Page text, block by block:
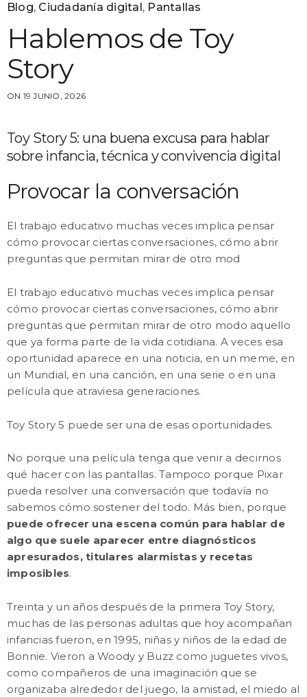
Blog, Ciudadanía digital, Pantallas
Hablemos de Toy
Story
ON 19 JUNIO, 2026
Toy Story 5: una buena excusa para hablar
sobre infancia, técnica y convivencia digital
Provocar la conversación
El trabajo educativo muchas veces implica pensar
cómo provocar ciertas conversaciones, cómo abrir
preguntas que permitan mirar de otro mod
El trabajo educativo muchas veces implica pensar
cómo provocar ciertas conversaciones, cómo abrir
preguntas que permitan mirar de otro modo aquello
que ya forma parte de la vida cotidiana. A veces esa
oportunidad aparece en una noticia, en un meme, en
un Mundial, en una canción, en una serie o en una
película que atraviesa generaciones.
Toy Story 5 puede ser una de esas oportunidades.
No porque una película tenga que venir a decirnos
qué hacer con las pantallas. Tampoco porque Pixar
pueda resolver una conversación que todavía no
sabemos cómo sostener del todo. Más bien, porque
puede ofrecer una escena común para hablar de
algo que suele aparecer entre diagnósticos
apresurados, titulares alarmistas y recetas
imposibles.
Treinta y un años después de la primera Toy Story,
muchas de las personas adultas que hoy acompañan
infancias fueron, en 1995, niñas y niños de la edad de
Bonnie. Vieron a Woody y Buzz como juguetes vivos,
como compañeros de una imaginación que se
organizaba alrededor del juego, la amistad, el miedo al